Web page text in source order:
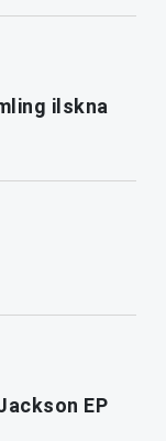
ilskna
EP